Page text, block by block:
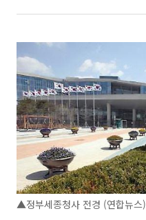
▲정부세종청사 전경 (연합뉴스)